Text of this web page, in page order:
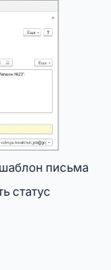
письма
статус